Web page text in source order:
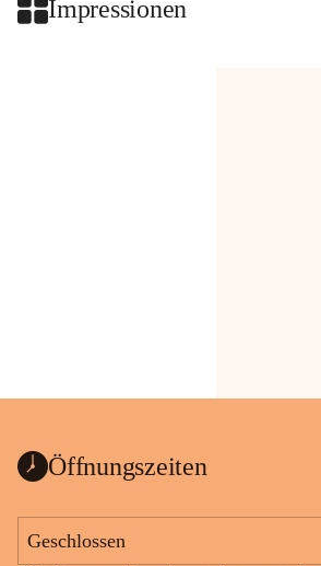
Impressionen
Öffnungszeiten
Geschlossen